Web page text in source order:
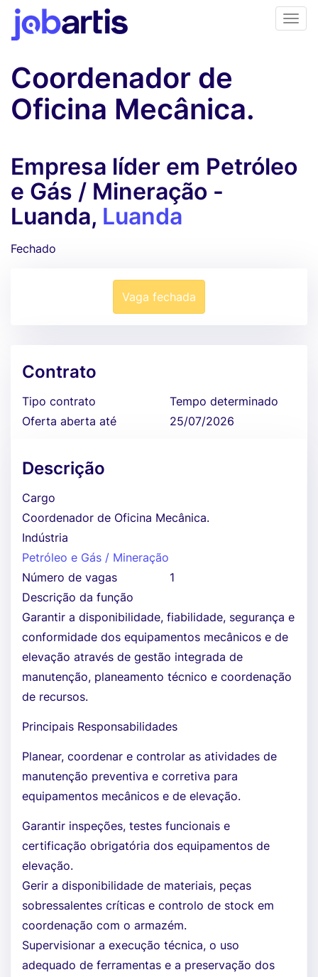
Coordenador de
Oficina Mecânica.
Empresa líder em Petróleo
e Gás / Mineração -
Luanda, Luanda
Fechado
Vaga fechada
Contrato
Tipo contrato
Tempo determinado
Oferta aberta até
25/07/2026
Descrição
Cargo
Coordenador de Oficina Mecânica.
Indústria
Petróleo e Gás / Mineração
Número de vagas
1
Descrição da função
Garantir a disponibilidade, fiabilidade, segurança e
conformidade dos equipamentos mecânicos e de
elevação através de gestão integrada de
manutenção, planeamento técnico e coordenação
de recursos.
Principais Responsabilidades
Planear, coordenar e controlar as atividades de
manutenção preventiva e corretiva para
equipamentos mecânicos e de elevação.
Garantir inspeções, testes funcionais e
certificação obrigatória dos equipamentos de
elevação.
Gerir a disponibilidade de materiais, peças
sobressalentes críticas e controlo de stock em
coordenação com o armazém.
Supervisionar a execução técnica, o uso
adequado de ferramentas e a preservação dos